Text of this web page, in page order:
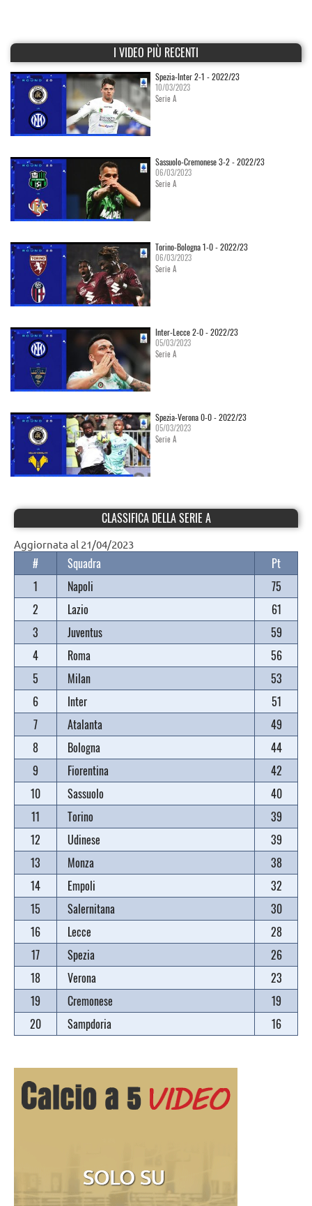
I VIDEO PIÙ RECENTI
Spezia-Inter 2-1 - 2022/23
10/03/2023
Serie A
Sassuolo-Cremonese 3-2 - 2022/23
06/03/2023
Serie A
Torino-Bologna 1-0 - 2022/23
06/03/2023
Serie A
Inter-Lecce 2-0 - 2022/23
05/03/2023
Serie A
Spezia-Verona 0-0 - 2022/23
05/03/2023
Serie A
CLASSIFICA DELLA SERIE A
Aggiornata al 21/04/2023
# Squadra
Pt
1
Napoli
75
2
Lazio
61
3
Juventus
59
4
Roma
56
5
Milan
53
6
Inter
51
7
Atalanta
49
8
Bologna
44
9
Fiorentina
42
10
Sassuolo
40
11
Torino
39
12
Udinese
39
13
Monza
38
14
Empoli
32
15
Salernitana
30
16
Lecce
28
17
Spezia
26
18
Verona
23
19
Cremonese
19
20
Sampdoria 16